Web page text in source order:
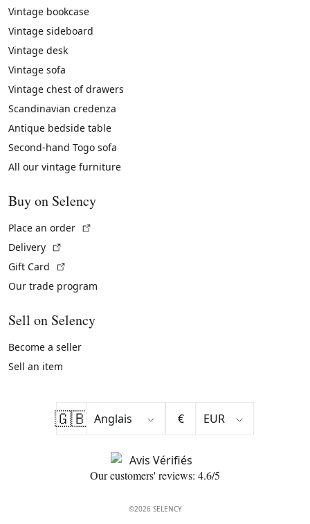
Vintage bookcase
Vintage sideboard
Vintage desk
Vintage sofa
Vintage chest of drawers
Scandinavian credenza
Antique bedside table
Second-hand Togo sofa
All our vintage furniture
Buy on Selency
Place an order
Delivery
Gift Card
Our trade program
Sell on Selency
Become a seller
Sell an item
🇬🇧 €
Our customers' reviews: 4.6/5
©2026 SELENCY